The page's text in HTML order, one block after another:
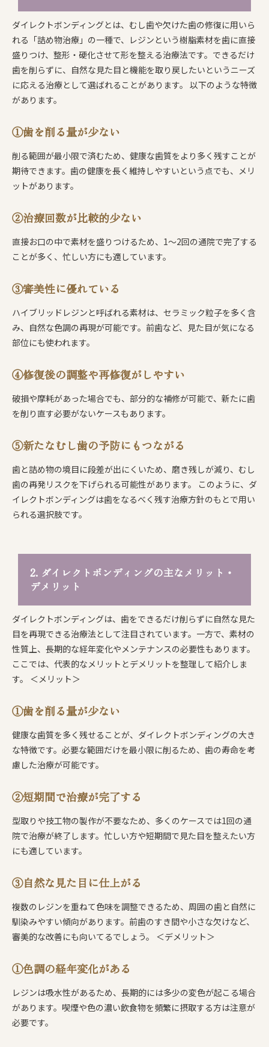
ダイレクトボンディングとは、むし歯や欠けた歯の修復に用いら
れる「詰め物治療」の一種で、レジンという樹脂素材を歯に直接
盛りつけ、整形・硬化させて形を整える治療法です。できるだけ
歯を削らずに、自然な見た目と機能を取り戻したいというニーズ
に応える治療として選ばれることがあります。 以下のような特徴
があります。
①歯を削る量が少ない
削る範囲が最小限で済むため、健康な歯質をより多く残すことが
期待できます。歯の健康を長く維持しやすいという点でも、メリ
ットがあります。
②治療回数が比較的少ない
直接お口の中で素材を盛りつけるため、1～2回の通院で完了する
ことが多く、忙しい方にも適しています。
③審美性に優れている
ハイブリッドレジンと呼ばれる素材は、セラミック粒子を多く含
み、自然な色調の再現が可能です。前歯など、見た目が気になる
部位にも使われます。
④修復後の調整や再修復がしやすい
破損や摩耗があった場合でも、部分的な補修が可能で、新たに歯
を削り直す必要がないケースもあります。
⑤新たなむし歯の予防にもつながる
歯と詰め物の境目に段差が出にくいため、磨き残しが減り、むし
歯の再発リスクを下げられる可能性があります。 このように、ダ
イレクトボンディングは歯をなるべく残す治療方針のもとで用い
られる選択肢です。
2. ダイレクトボンディングの主なメリット・
デメリット
ダイレクトボンディングは、歯をできるだけ削らずに自然な見た
目を再現できる治療法として注目されています。一方で、素材の
性質上、長期的な経年変化やメンテナンスの必要性もあります。
ここでは、代表的なメリットとデメリットを整理して紹介しま
す。 ＜メリット＞
①歯を削る量が少ない
健康な歯質を多く残せることが、ダイレクトボンディングの大き
な特徴です。必要な範囲だけを最小限に削るため、歯の寿命を考
慮した治療が可能です。
②短期間で治療が完了する
型取りや技工物の製作が不要なため、多くのケースでは1回の通
院で治療が終了します。忙しい方や短期間で見た目を整えたい方
にも適しています。
③自然な見た目に仕上がる
複数のレジンを重ねて色味を調整できるため、周囲の歯と自然に
馴染みやすい傾向があります。前歯のすき間や小さな欠けなど、
審美的な改善にも向いてるでしょう。 ＜デメリット＞
①色調の経年変化がある
レジンは吸水性があるため、長期的には多少の変色が起こる場合
があります。喫煙や色の濃い飲食物を頻繁に摂取する方は注意が
必要です。